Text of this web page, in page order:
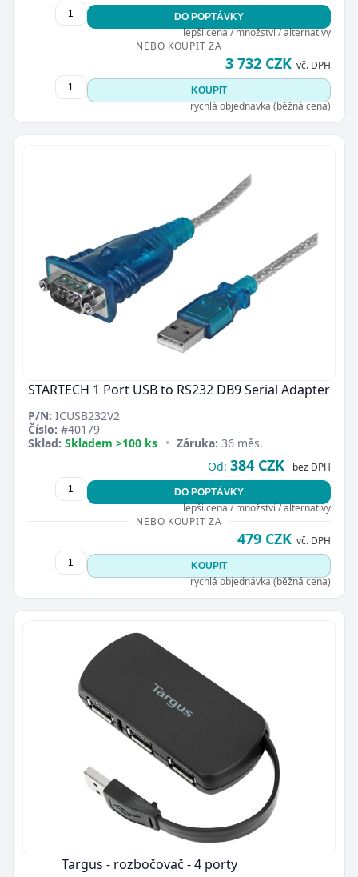
DO POPTÁVKY
lepší cena / množství / alternativy
NEBO KOUPIT ZA
3 732 CZK vč. DPH
KOUPIT
rychlá objednávka (běžná cena)
STARTECH 1 Port USB to RS232 DB9 Serial Adapter
P/N: ICUSB232V2
Číslo: #40179
Sklad: Skladem >100 ks • Záruka: 36 měs.
Od: 384 CZK bez DPH
DO POPTÁVKY
lepší cena / množství / alternativy
NEBO KOUPIT ZA
479 CZK vč. DPH
KOUPIT
rychlá objednávka (běžná cena)
Targus - rozbočovač - 4 porty